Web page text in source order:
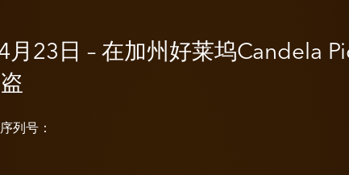
月23日 – 在加州好莱坞Candela
列号：